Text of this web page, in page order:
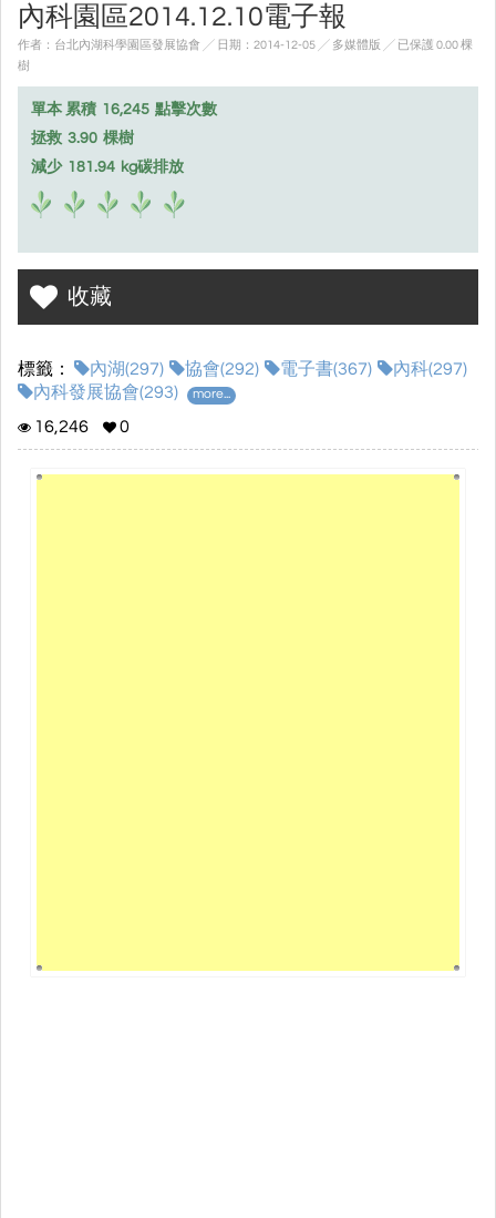
內科園區2014.12.10電子報
作者：台北內湖科學園區發展協會 ╱ 日期：2014-12-05 ╱ 多媒體版 ╱ 已保護 0.00 棵
樹
單本 累積 16,245 點擊次數
拯救 3.90 棵樹
減少 181.94 kg碳排放
收藏
標籤： 內湖(297) 協會(292) 電子書(367)
內科(297)
內科發展協會(293)
more...
16,246 0